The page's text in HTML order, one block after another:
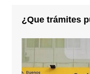
¿Que trámites